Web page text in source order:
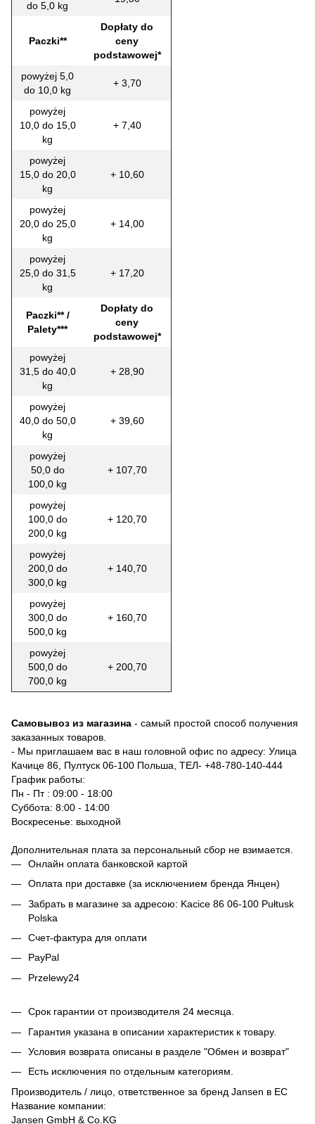
do 5,0 kg
Paczki**
Dopłaty do
ceny
podstawowej*
powyżej 5,0
do 10,0 kg
+ 3,70
powyżej
10,0 do 15,0
kg
+ 7,40
powyżej
15,0 do 20,0
kg
+ 10,60
powyżej
20,0 do 25,0
kg
+ 14,00
powyżej
25,0 do 31,5
kg
+ 17,20
Paczki** /
Palety***
Dopłaty do
ceny
podstawowej*
powyżej
31,5 do 40,0
kg
+ 28,90
powyżej
40,0 do 50,0
kg
+ 39,60
powyżej
50,0 do
100,0 kg
+ 107,70
powyżej
100,0 do
200,0 kg
+ 120,70
powyżej
200,0 do
300,0 kg
+ 140,70
powyżej
300,0 do
500,0 kg
+ 160,70
powyżej
500,0 do
700,0 kg
+ 200,70
Самовывоз из магазина - самый простой способ получения
заказанных товаров.
- Мы приглашаем вас в наш головной офис по адресу: Улица
Качице 86, Пултуск 06-100 Польша, ТЕЛ- +48-780-140-444
График работы:
Пн - Пт : 09:00 - 18:00
Суббота: 8:00 - 14:00
Воскресенье: выходной
Дополнительная плата за персональный сбор не взимается.
Онлайн оплата банковской картой
Оплата при доставке (за исключением бренда Янцен)
Забрать в магазине за адресою: Kacice 86 06-100 Pułtusk
Polska
Счет-фактура для оплати
PayPal
Przelewy24
Срок гарантии от производителя 24 месяца.
Гарантия указана в описании характеристик к товару.
Условия возврата описаны в разделе "Обмен и возврат"
Есть исключения по отдельным категориям.
Производитель / лицо, ответственное за бренд Jansen в ЕС
Название компании:
Jansen GmbH & Co.KG